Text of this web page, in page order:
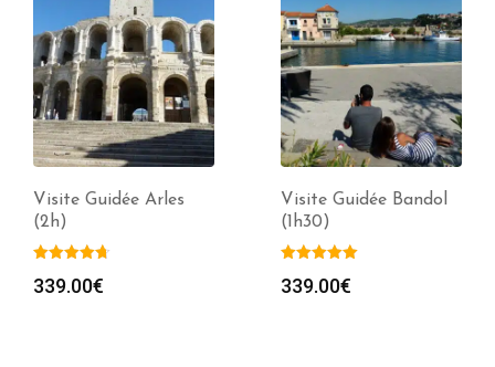
Visite Guidée Arles
(2h)
339.00€
Visite Guidée Bandol
(1h30)
339.00€